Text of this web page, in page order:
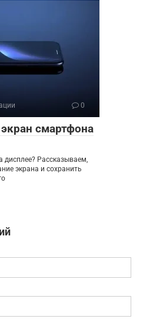
0
смартфона
дисплее? Рассказываем,
экрана и сохранить